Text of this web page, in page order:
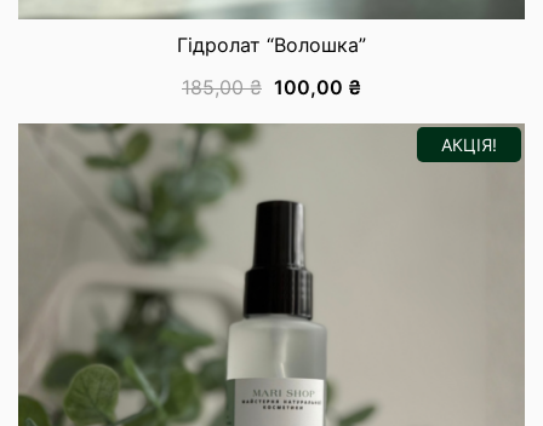
Гідролат “Волошка”
185,00₴ 100,00 ₴
АКЦІЯ!